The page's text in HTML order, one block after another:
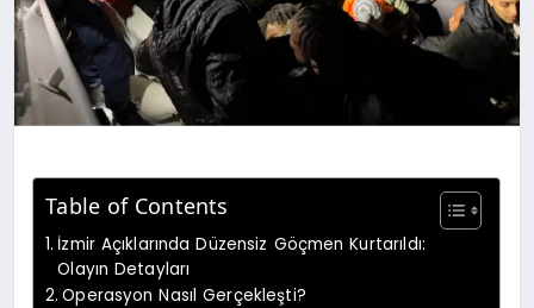
Table of Contents
İzmir Açıklarında Düzensiz Göçmen Kurtarıldı:
Olayın Detayları
Operasyon Nasıl Gerçekleşti?